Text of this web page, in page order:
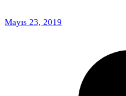
Mayıs 23, 2019